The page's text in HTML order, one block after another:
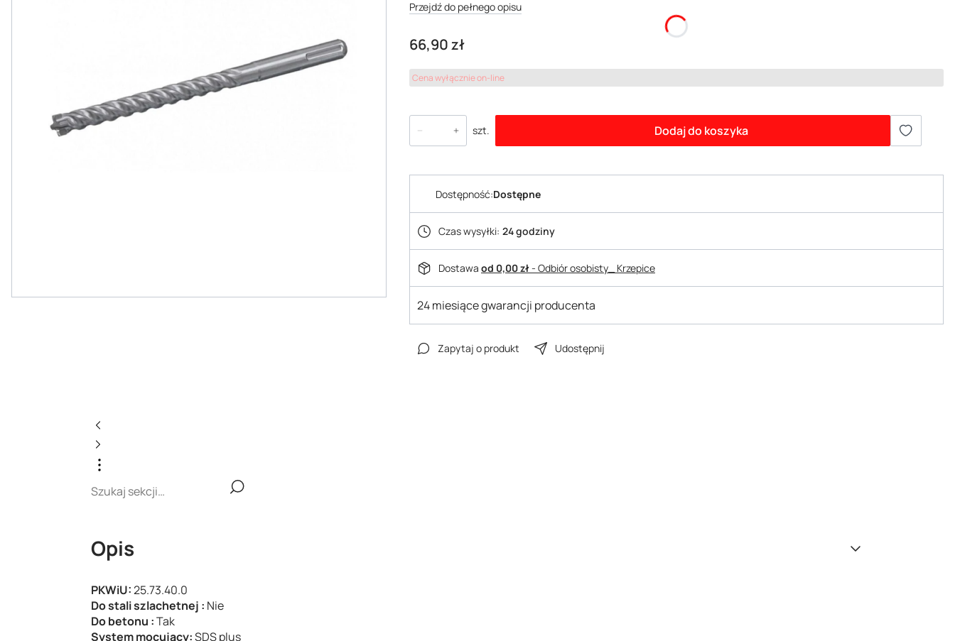
Przejdź do pełnego opisu
Cena
66,90 zł
Cena wyłącznie on-line
szt. Dodaj do koszyka
Dostępność:Dostępne
Czas wysyłki: 24 godziny
Dostawa od 0,00 zł- Odbiór osobisty_ Krzepice
24 miesiące gwarancji producenta
Zapytaj o produkt Udostępnij
Opis
PKWiU:25.73.40.0
Do stali szlachetnej : Nie
Do betonu :Tak
System mocujący:SDS plus